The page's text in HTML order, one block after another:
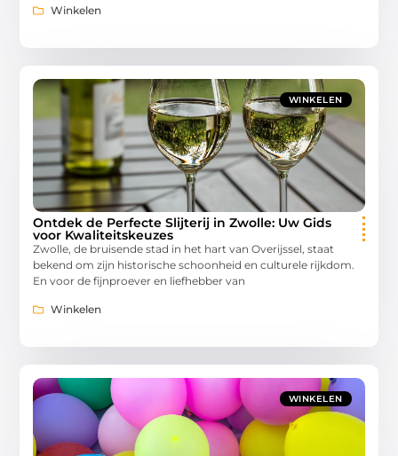
Winkelen
WINKELEN
Ontdek de Perfecte Slijterij in Zwolle: Uw Gids
voor Kwaliteitskeuzes
Zwolle, de bruisende stad in het hart van Overijssel, staat
bekend om zijn historische schoonheid en culturele rijkdom.
En voor de fijnproever en liefhebber van
Winkelen
WINKELEN